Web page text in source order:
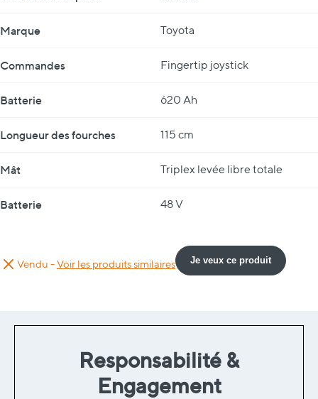
Marque Toyota
Commandes Fingertip joystick
Batterie 620 Ah
Longueur des fourches 115 cm
Mât Triplex levée libre totale
Batterie 48 V
Vendu -Voir les produits similaires Je veux ce produit
Responsabilité &
Engagement